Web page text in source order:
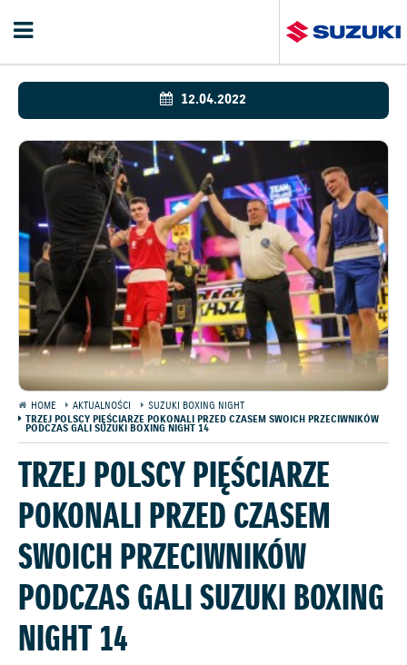
12.04.2022
HOME AKTUALNOŚCI
SUZUKI BOXING NIGHT
TRZEJ POLSCY PIĘŚCIARZE POKONALI PRZED CZASEM SWOICH PRZECIWNIKÓW
PODCZAS GALI SUZUKI BOXING NIGHT 14
TRZEJ POLSCY PIĘŚCIARZE
POKONALI PRZED CZASEM
SWOICH PRZECIWNIKÓW
PODCZAS GALI SUZUKI BOXING
NIGHT 14